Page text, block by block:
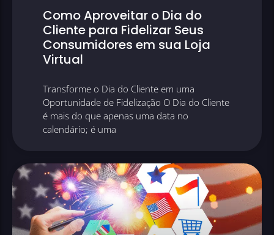
Como Aproveitar o Dia do
Cliente para Fidelizar Seus
Consumidores em sua Loja
Virtual
Transforme o Dia do Cliente em uma
Oportunidade de Fidelização O Dia do Cliente
é mais do que apenas uma data no
calendário; é uma